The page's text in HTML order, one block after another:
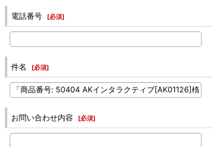
電話番号 [必須]
件名 [必須]
お問い合わせ内容 [必須]